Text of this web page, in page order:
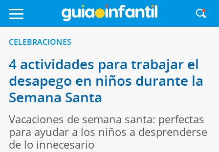
CELEBRACIONES
4 actividades para trabajar el
desapego en niños durante la
Semana Santa
Vacaciones de semana santa: perfectas
para ayudar a los niños a desprenderse
de lo innecesario